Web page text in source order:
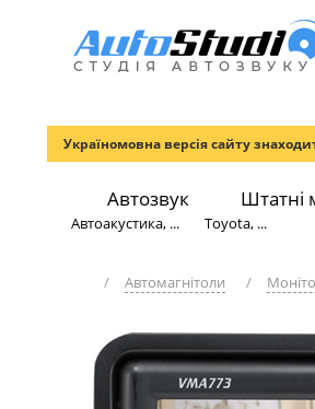
Україномовна версія сайту
Автозвук
Автоакустика, ...
Штатні
Toyota, ...
/ Автомагнітоли /